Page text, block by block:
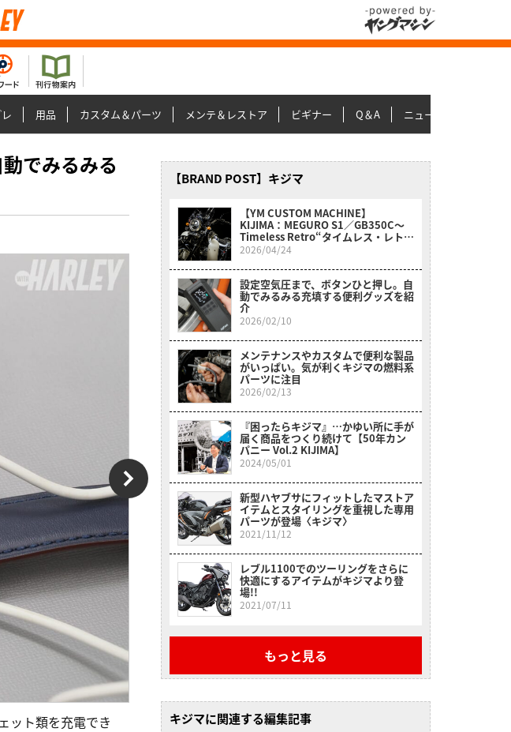
用品 カスタム＆パーツ メンテ＆レストア ビギナー Q＆A ニュース＆トピックス
でみるみる
ット類を充電でき
【BRAND POST】キジマ
【YM CUSTOM MACHINE】
KIJIMA：MEGURO S1／GB350C〜
Timeless Retro“タイムレス・レト
ロ”
2026/04/24
設定空気圧まで、ボタンひと押し。自
動でみるみる充填する便利グッズを紹
介
2026/02/10
メンテナンスやカスタムで便利な製品
がいっぱい。気が利くキジマの燃料系
パーツに注目
2026/02/13
『困ったらキジマ』…かゆい所に手が
届く商品をつくり続けて【50年カン
パニー Vol.2 KIJIMA】
2024/05/01
新型ハヤブサにフィットしたマストア
イテムとスタイリングを重視した専用
パーツが登場〈キジマ〉
2021/11/12
レブル1100でのツーリングをさらに
快適にするアイテムがキジマより登
場!!
2021/07/11
もっと見る
キジマに関連する編集記事